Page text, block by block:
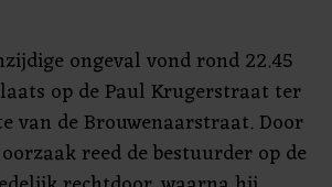
ongeval vond rond 22.45
op de Paul Krugerstraat ter
van de Brouwenaarstraat. Door
reed de bestuurder op de